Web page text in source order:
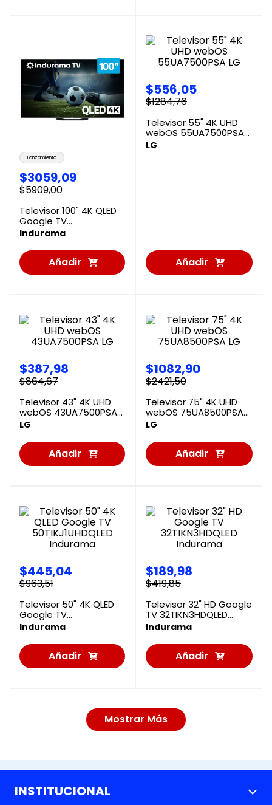
Lanzamiento
$3059,09
$5909,00
Televisor 100" 4K QLED
Google TV
100TIKJQMINLED
Indurama
Añadir
al
$556,05
$1284,76
Televisor 55" 4K UHD
webOS 55UA7500PSA
LG
LG
Añadir
al
$387,98
$864,67
Televisor 43" 4K UHD
webOS 43UA7500PSA
LG
LG
Añadir
al
$1082,90
$2421,50
Televisor 75" 4K UHD
webOS 75UA8500PSA
LG
LG
Añadir
al
$445,04
$963,51
Televisor 50" 4K QLED
Google TV
50TIKJ1UHDQLED
Indurama
Añadir
al
$189,98
$419,85
Televisor 32" HD Google
TV 32TIKN3HDQLED
Indurama
Indurama
Añadir
al
Mostrar Más
INSTITUCIONAL +